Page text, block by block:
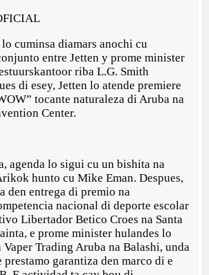
cuminsa diamars anochi cu
entre Jetten y prome minister
riba L.G. Smith
di esey, Jetten lo atende premiere
tocante naturaleza di Aruba na
Center.
agenda lo sigui cu un bishita na
hunto cu Mike Eman. Despues,
den entrega di premio na
nacional di deporte escolar
Libertador Betico Croes na Santa
e prome minister hulandes lo
Trading Aruba na Balashi, unda
prestamo garantiza den marco di e